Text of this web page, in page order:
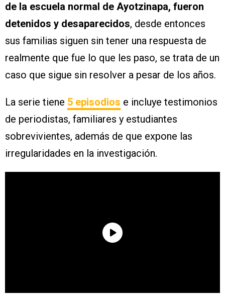
de la escuela normal de Ayotzinapa, fueron
detenidos y desaparecidos, desde entonces
sus familias siguen sin tener una respuesta de
realmente que fue lo que les paso, se trata de un
caso que sigue sin resolver a pesar de los años.
La serie tiene 5 episodios e incluye testimonios
de periodistas, familiares y estudiantes
sobrevivientes, además de que expone las
irregularidades en la investigación.